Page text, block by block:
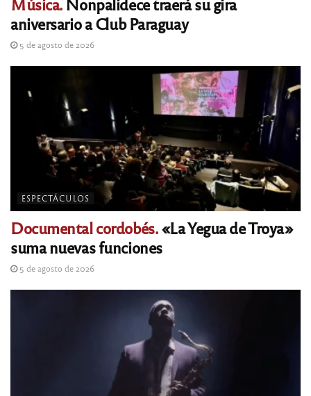
Música.Nonpalidece traerá su gira
aniversario a Club Paraguay
5 de agosto de 2026
ESPECTÁCULOS
Documental cordobés.«La Yegua de Troya»
suma nuevas funciones
5 de agosto de 2026